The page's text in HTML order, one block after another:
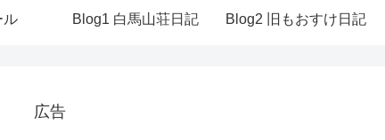
ル Blog1 白馬山荘日記 Blog2 旧もおすけ日記
広告